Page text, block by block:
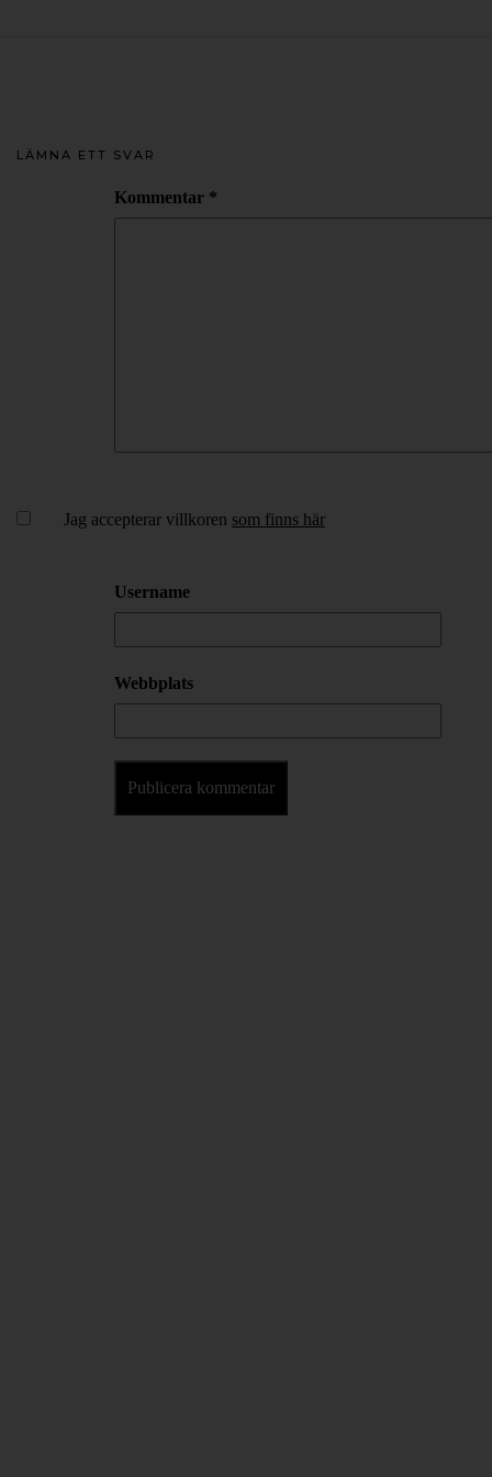
LÄMNA ETT SVAR
Kommentar *
Jag accepterar villkoren som finns här
Username
Webbplats